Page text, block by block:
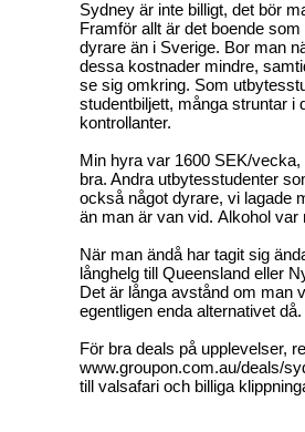
Sydney är inte billigt, det bör
Framför allt är det boende
dyrare än i Sverige. Bor man
dessa kostnader mindre,
se sig omkring. Som
studentbiljett, många struntar i
kontrollanter.
Min hyra var 1600 SEK/
bra. Andra utbytesstudenter
också något dyrare, vi lagade
än man är van vid. Alkohol var
När man ändå har tagit sig
långhelg till Queensland eller
Det är långa avstånd om man
egentligen enda alternativet då.
För bra deals på upplevelser,
www.groupon.com.au/deals/
till valsafari och billiga